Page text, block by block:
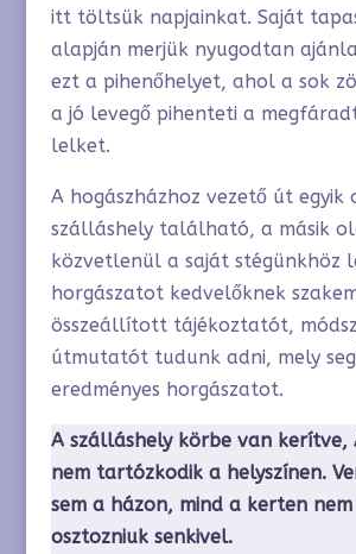
itt töltsük napjainkat. Saját
alapján merjük nyugodtan
ezt a pihenőhelyet, ahol a sok
a jó levegő pihenteti a
lelket.
A hogászházhoz vezető út egyik
szálláshely található, a másik
közvetlenül a saját stégünkhöz
horgászatot kedvelőknek
összeállított tájékoztatót,
útmutatót tudunk adni, mely
eredményes horgászatot.
A szálláshely körbe van kerítve,
nem tartózkodik a helyszínen.
sem a házon, mind a kerten
osztozniuk senkivel.